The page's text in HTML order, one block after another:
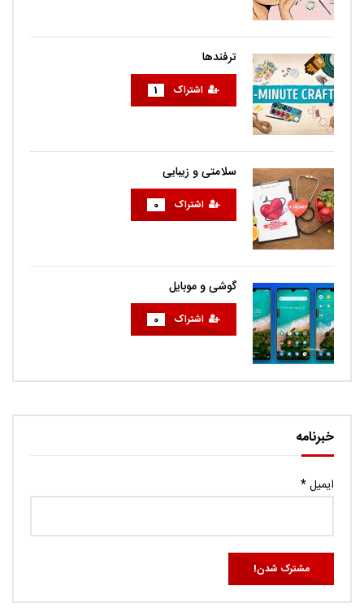
ترفندها
اشتراک 1
سلامتی و زیبایی
اشتراک 0
گوشی و موبایل
اشتراک 0
خبرنامه
ایمیل*